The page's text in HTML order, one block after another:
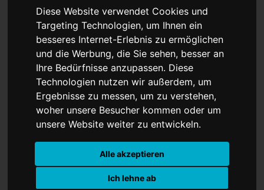
Diese Website verwendet Cookies und
Targeting Technologien, um Ihnen ein
besseres Internet-Erlebnis zu ermöglichen
und die Werbung, die Sie sehen, besser an
Ihre Bedürfnisse anzupassen. Diese
Technologien nutzen wir außerdem, um
Ergebnisse zu messen, um zu verstehen,
woher unsere Besucher kommen oder um
unsere Website weiter zu entwickeln.
Alle akzeptieren
Ich lehne ab
Weniger Regulierung,
niedrigere Energiepreise:
EU stellt neue Pläne vor